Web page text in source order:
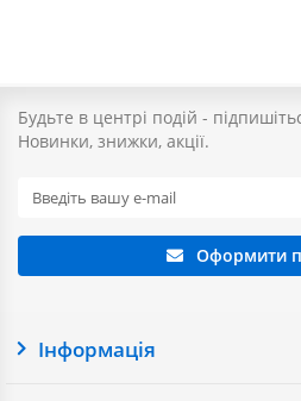
Будьте в центрі подій -
Новинки, знижки, акції.
Оформити
Інформація